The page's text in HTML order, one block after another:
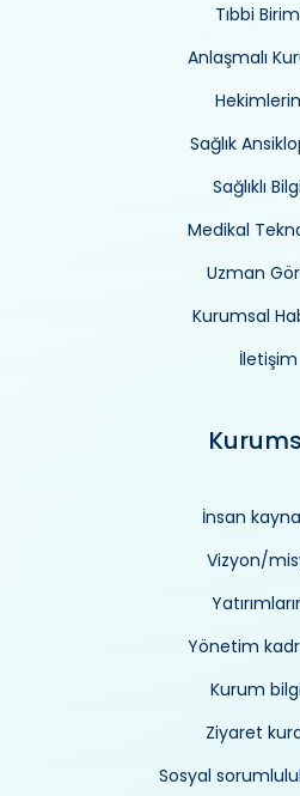
Tıbbi
Anlaşmalı
Sağlık
Sağlıklı
Medikal
Uzman
Kurumsal
İletişim
İnsan
Vizyon/
Yönetim
Kurum
Ziyaret
Sosyal